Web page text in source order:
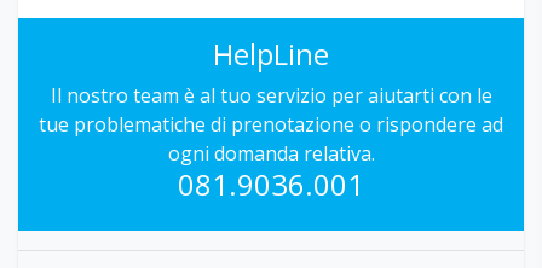
HelpLine
Il nostro team è al tuo servizio per aiutarti con le
tue problematiche di prenotazione o rispondere ad
ogni domanda relativa.
081.9036.001